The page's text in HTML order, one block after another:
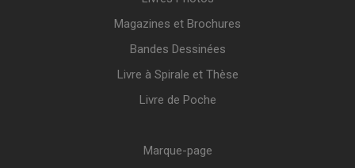
Magazines et Brochures
Bandes Dessinées
Livre à Spirale et Thèse
Livre de Poche
Marque-page